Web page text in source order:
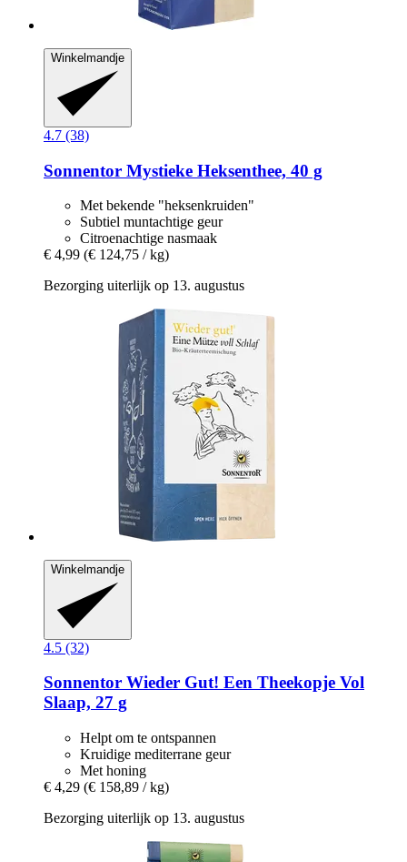
Winkelmandje
4.7 (38)
Sonnentor Mystieke Heksenthee, 40 g
Met bekende "heksenkruiden"
Subtiel muntachtige geur
Citroenachtige nasmaak
€ 4,99 (€ 124,75 / kg)
Bezorging uiterlijk op 13. augustus
Winkelmandje
4.5 (32)
Sonnentor Wieder Gut! Een Theekopje Vol
Slaap, 27 g
Helpt om te ontspannen
Kruidige mediterrane geur
Met honing
€ 4,29 (€ 158,89 / kg)
Bezorging uiterlijk op 13. augustus